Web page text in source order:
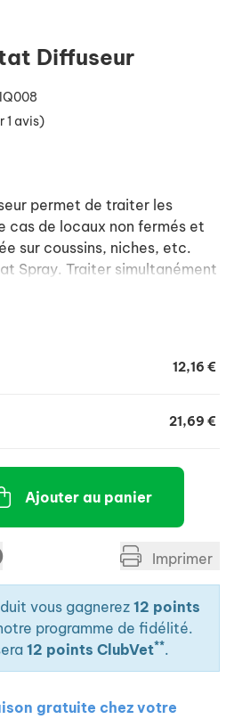
Diffuseur
1 avis)
permet de traiter les
cas de locaux non fermés et
sur coussins, niches, etc.
Spray. Traiter simultanément
antiparasitaire adapté.
produit se poursuivre
pendant 1 heure. Si
12,16 €
21,69 €
Ajouter au panier
Imprimer
vous gagnerez 12 points
programme de fidélité.
12 points ClubVet**.
gratuite chez votre